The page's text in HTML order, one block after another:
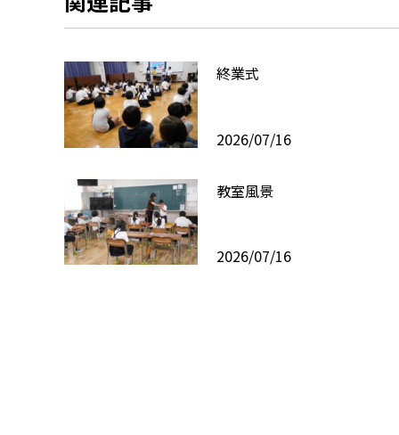
終業式
2026/07/16
教室風景
2026/07/16